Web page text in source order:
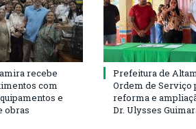
recebe
com
e
obras
Prefeitura de
Ordem de Serviço
reforma e
Dr. Ulysses